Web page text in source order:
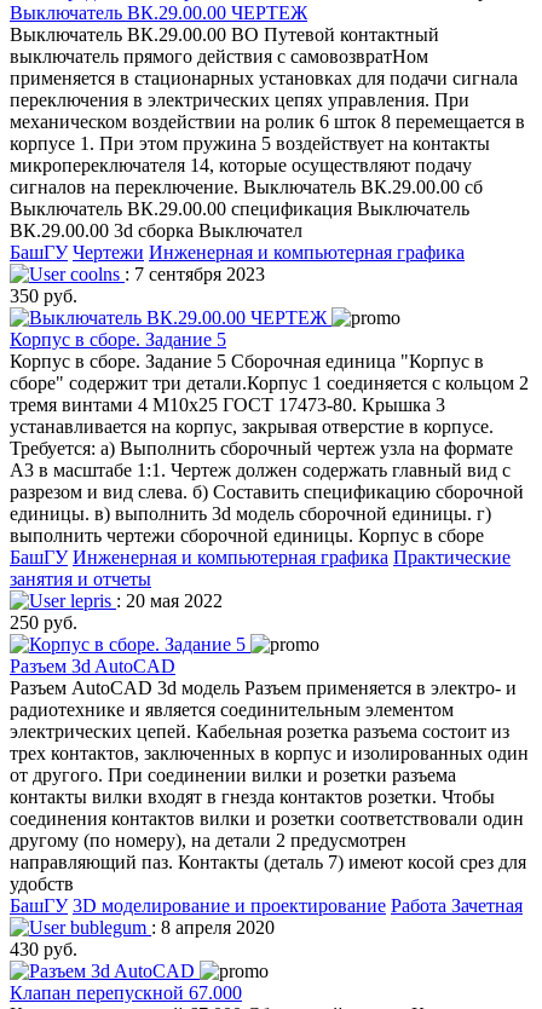
Выключатель ВК.29.00.00 ЧЕРТЕЖ
Выключатель ВК.29.00.00 ВО Путевой контактный
выключатель прямого действия с самовозвратНом
применяется в стационарных установках для подачи сигнала
переключения в электрических цепях управления. При
механическом воздействии на ролик 6 шток 8 перемещается в
корпусе 1. При этом пружина 5 воздействует на контакты
микропереключателя 14, которые осуществляют подачу
сигналов на переключение. Выключатель ВК.29.00.00 сб
Выключатель ВК.29.00.00 спецификация Выключатель
ВК.29.00.00 3d сборка Выключател
БашГУ Чертежи Инженерная и компьютерная графика
coolns : 7 сентября 2023
350 руб.
Корпус в сборе. Задание 5
Корпус в сборе. Задание 5 Сборочная единица "Корпус в
сборе" содержит три детали.Корпус 1 соединяется с кольцом 2
тремя винтами 4 М10х25 ГОСТ 17473-80. Крышка 3
устанавливается на корпус, закрывая отверстие в корпусе.
Требуется: а) Выполнить сборочный чертеж узла на формате
А3 в масштабе 1:1. Чертеж должен содержать главный вид с
разрезом и вид слева. б) Составить спецификацию сборочной
единицы. в) выполнить 3d модель сборочной единицы. г)
выполнить чертежи сборочной единицы. Корпус в сборе
БашГУ Инженерная и компьютерная графика Практические
занятия и отчеты
lepris : 20 мая 2022
250 руб.
Разъем 3d AutoCAD
Разъем AutoCAD 3d модель Разъем применяется в электро- и
радиотехнике и является соединительным элементом
электрических цепей. Кабельная розетка разъема состоит из
трех контактов, заключенных в корпус и изолированных один
от другого. При соединении вилки и розетки разъема
контакты вилки входят в гнезда контактов розетки. Чтобы
соединения контактов вилки и розетки соответствовали один
другому (по номеру), на детали 2 предусмотрен
направляющий паз. Контакты (деталь 7) имеют косой срез для
удобств
БашГУ 3D моделирование и проектирование Работа Зачетная
bublegum : 8 апреля 2020
430 руб.
Клапан перепускной 67.000